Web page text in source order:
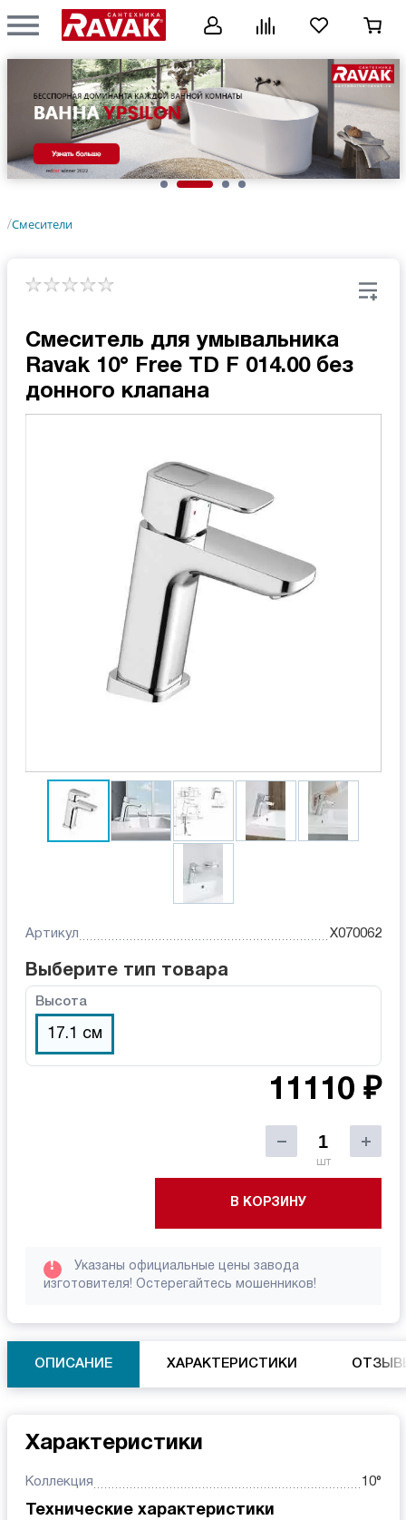
/Смесители
Смеситель для умывальника
Ravak 10° Free TD F 014.00 без
донного клапана
Артикул X070062
Выберите тип товара
Высота
17.1 см
11110 ₽
шт
В КОРЗИНУ
!
Указаны официальные цены завода
изготовителя! Остерегайтесь мошенников!
ОПИСАНИЕ ХАРАКТЕРИСТИКИ
Характеристики
Коллекция 10°
Технические характеристики